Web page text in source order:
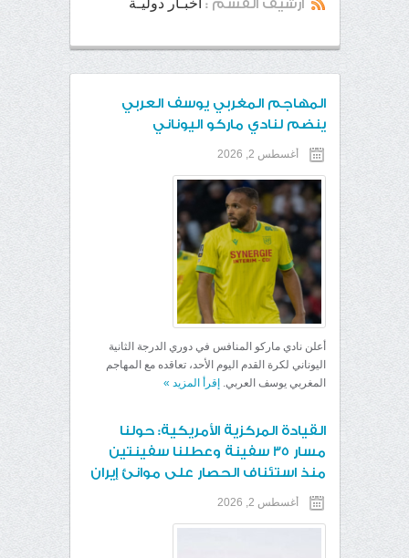
أرشيف القسم : اخبـار دوليـة
المهاجم المغربي يوسف العربي
ينضم لنادي ماركو اليوناني
أغسطس 2, 2026
أعلن نادي ماركو المنافس في دوري الدرجة الثانية
اليوناني لكرة القدم اليوم الأحد، تعاقده مع المهاجم
المغربي يوسف العربي. إقرأ المزيد »
القيادة المركزية الأمريكية: حولنا
مسار 35 سفينة وعطلنا سفينتين
منذ استئناف الحصار على موانئ إيران
أغسطس 2, 2026